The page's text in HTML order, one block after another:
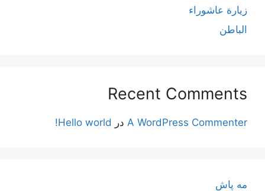
زيارة عاشوراء
الباطن
Recent Comments
A WordPress Commenter در Hello world!
مه پاش